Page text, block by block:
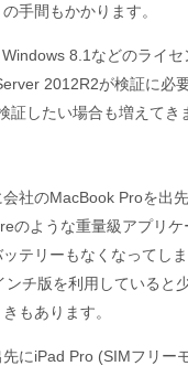
手間もかかります。
8.1などのライ
2012R2が検証に必
証したい場合も増えてき
社のMacBook Proを出
のような重量級アプリ
テリーもなくなってしま
ンチ版を利用していると
もあります。
にiPad Pro (SIMフリー